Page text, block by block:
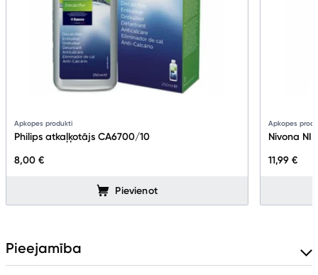
Apkopes produkti
Philips atkaļķotājs CA6700/10
8,00 €
Pievienot
Apkopes
Nivona
11,99 €
Pieejamība